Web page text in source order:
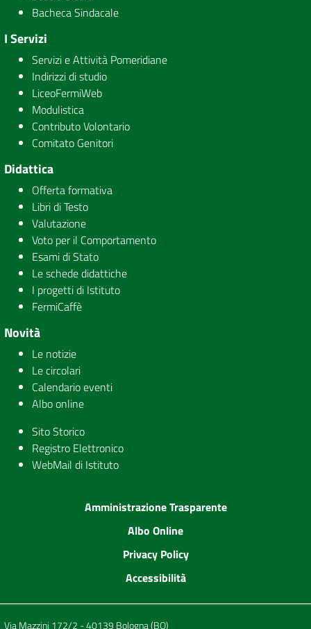
Bacheca Sindacale
I Servizi
Servizi e Attività Pomeridiane
Indirizzi di studio
LiceoFermiWeb
Modulistica
Contributo Volontario
Comitato Genitori
Didattica
Offerta formativa
Libri di Testo
Valutazione
Voto per il Comportamento
Esami di Stato
Le schede didattiche
I progetti di Istituto
FermiCaffè
Novità
Le notizie
Le circolari
Calendario eventi
Albo online
Sito Storico
Registro Elettronico
WebMail di Istituto
Amministrazione Trasparente
Albo Online
Privacy Policy
Accessibilità
Via Mazzini 172/2 - 40139 Bologna (BO)